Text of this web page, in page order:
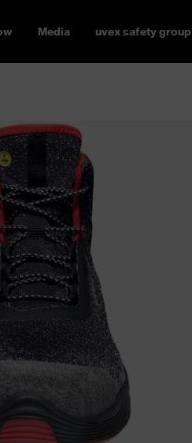
Media uvex safety group